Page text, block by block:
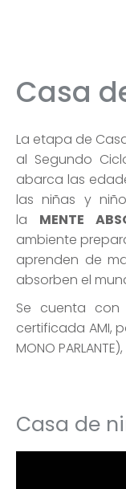
Casa
La etapa de
al Segundo
abarca las
las niñas y
la MENTE
ambiente
aprenden de
absorben el
Se cuenta con
certificada AMI,
MONO PARLANTE),
Casa de